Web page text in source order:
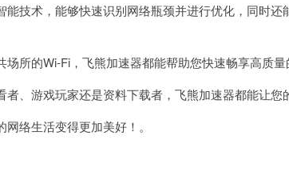
技术，能够快速识别网络瓶颈并进行优化，同时还
所的Wi-Fi，飞熊加速器都能帮助您快速畅享高质量
、游戏玩家还是资料下载者，飞熊加速器都能让您
络生活变得更加美好！。